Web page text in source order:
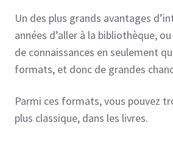
Un des plus grands avantages
années d’aller à la bibliothèque,
de connaissances en seulement
formats, et donc de grandes
Parmi ces formats, vous pouvez
plus classique, dans les livres.